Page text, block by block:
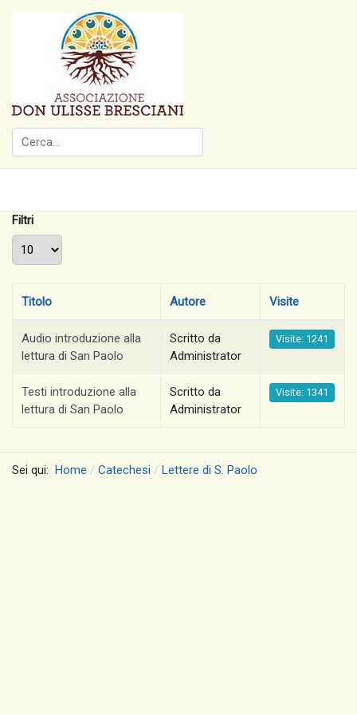
Filtri
Visualizza #
Titolo Autore Visite
Audio introduzione alla
lettura di San Paolo
Scritto da
Administrator
Visite: 1241
Testi introduzione alla
lettura di San Paolo
Scritto da
Administrator
Visite: 1341
Sei qui: Home Catechesi Lettere di S. Paolo